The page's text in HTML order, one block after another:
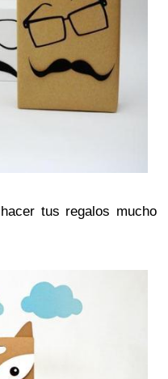
tus regalos mucho